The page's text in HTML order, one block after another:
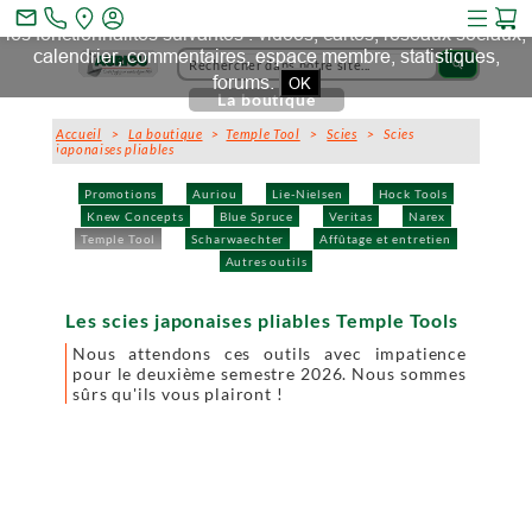
search
Promotions Auriou Lie-Nielsen
Hock Tools
Knew Concepts
Blue Spruce Veritas
Narex
Temple Tool
Scharwaechter
Affûtage et entretien
Autres outils
La boutique
Accueil >La boutique >Temple Tool >Scies > Scies
japonaises pliables
Les scies japonaises pliables Temple Tools
Nous attendons ces outils avec impatience
pour le deuxième semestre 2026. Nous sommes
sûrs qu'ils vous plairont !
mail_outline
Ce site et des sites tiers qu'il utilise collectent des cookies pour
les fonctionnalités suivantes : vidéos, cartes, réseaux sociaux,
calendrier, commentaires, espace membre, statistiques,
forums. OK